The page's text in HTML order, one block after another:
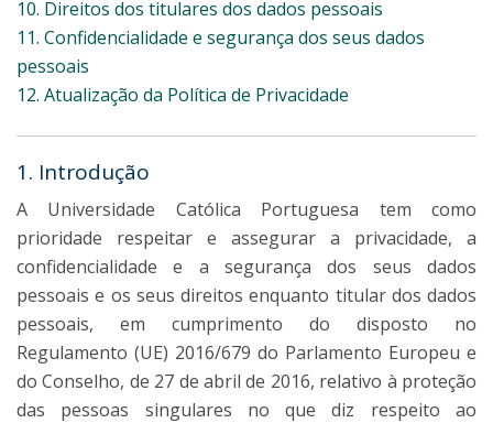
10. Direitos dos titulares dos dados pessoais
11. Confidencialidade e segurança dos seus dados
pessoais
12. Atualização da Política de Privacidade
1. Introdução
A Universidade Católica Portuguesa tem como
prioridade respeitar e assegurar a privacidade, a
confidencialidade e a segurança dos seus dados
pessoais e os seus direitos enquanto titular dos dados
pessoais, em cumprimento do disposto no
Regulamento (UE) 2016/679 do Parlamento Europeu e
do Conselho, de 27 de abril de 2016, relativo à proteção
das pessoas singulares no que diz respeito ao